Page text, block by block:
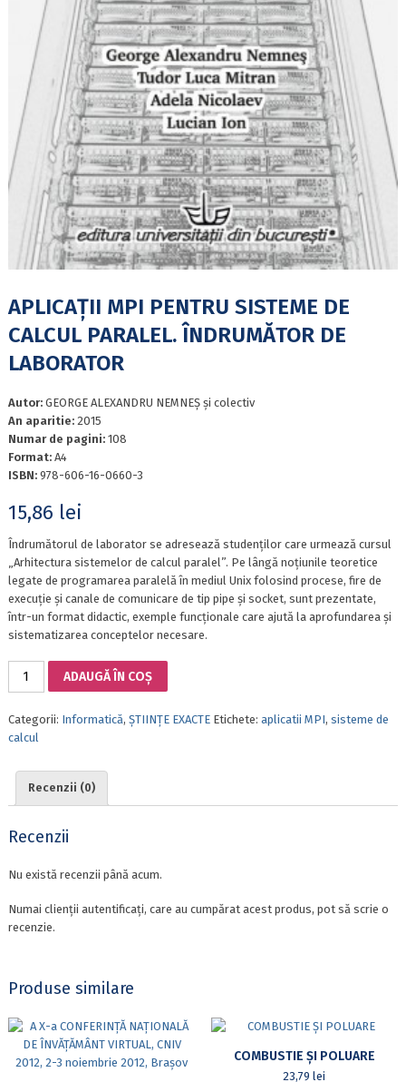
APLICAȚII MPI PENTRU SISTEME DE
CALCUL PARALEL. ÎNDRUMĂTOR DE
LABORATOR
Autor: GEORGE ALEXANDRU NEMNEŞ şi colectiv
An aparitie: 2015
Numar de pagini: 108
Format: A4
ISBN: 978-606-16-0660-3
15,86 lei
Îndrumătorul de laborator se adresează studenţilor care urmează cursul
„Arhitectura sistemelor de calcul paralel”. Pe lângă noţiunile teoretice
legate de programarea paralelă în mediul Unix folosind procese, fire de
execuţie şi canale de comunicare de tip pipe şi socket, sunt prezentate,
într-un format didactic, exemple funcţionale care ajută la aprofundarea şi
sistematizarea conceptelor necesare.
Cantitate
APLICAȚII
PENTRU
SISTEME
PARALEL.
DE
ADAUGĂ ÎN COȘ
Categorii: Informatică, ȘTIINȚE EXACTE Etichete: aplicatii MPI, sisteme de
calcul
Recenzii (0)
Recenzii
Nu există recenzii până acum.
Numai clienții autentificați, care au cumpărat acest produs, pot să scrie o
recenzie.
Produse similare
COMBUSTIE ȘI POLUARE
23,79lei